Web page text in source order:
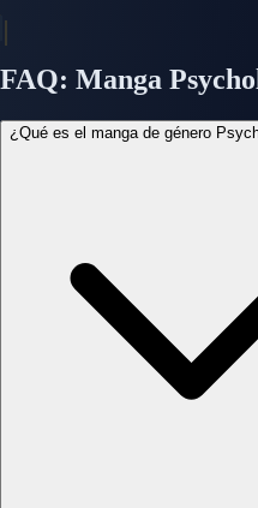
FAQ: Manga
¿Qué es el manga de género